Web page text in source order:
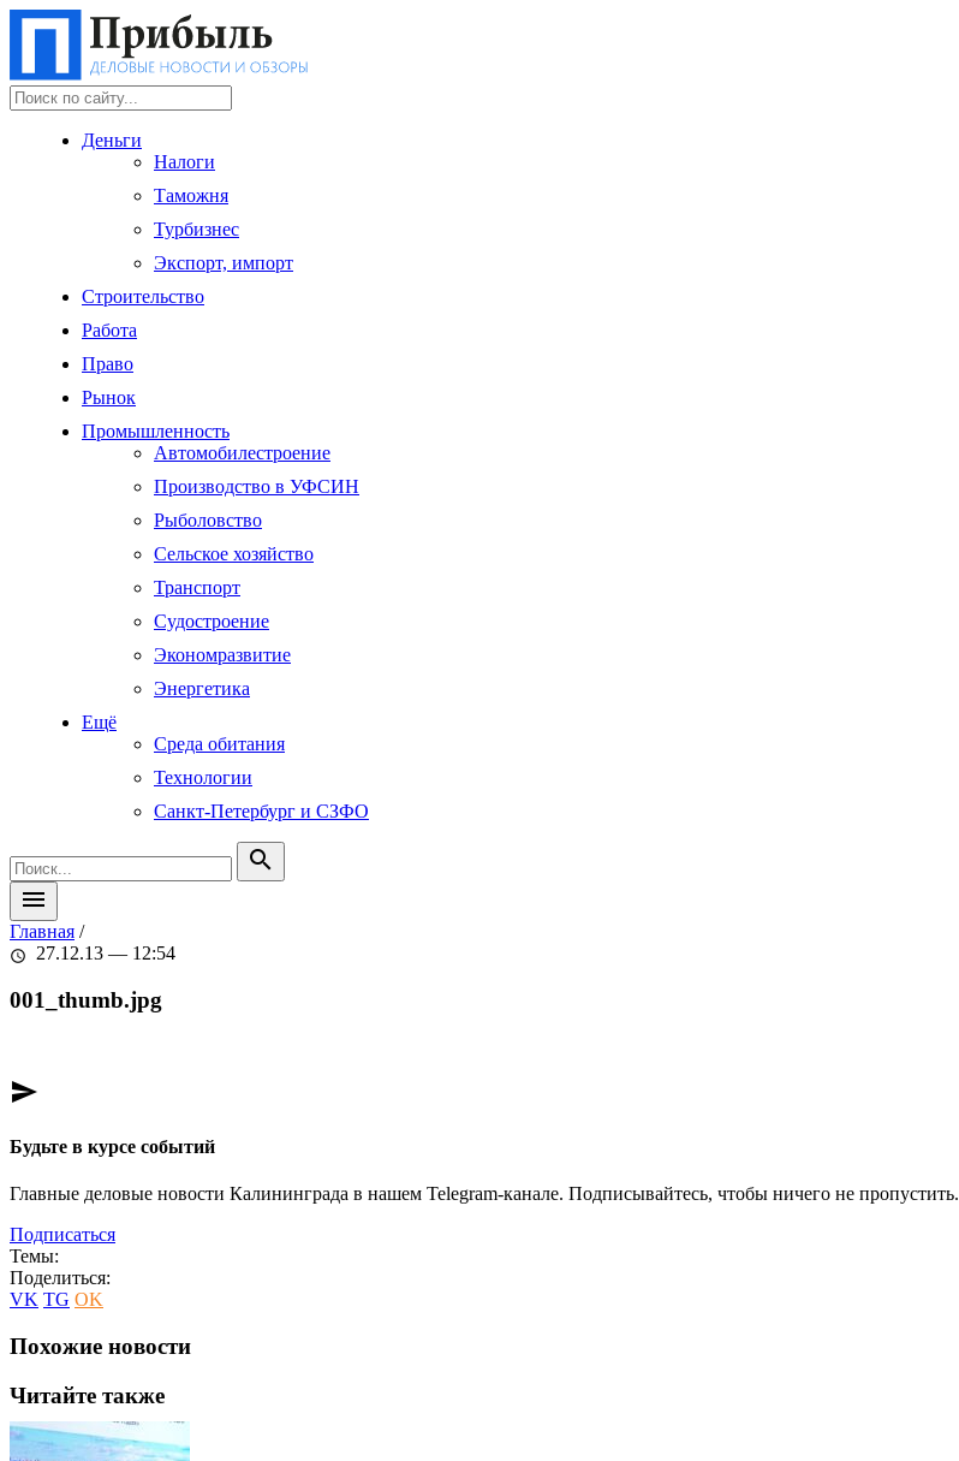
Деньги
Налоги
Таможня
Турбизнес
Экспорт, импорт
Строительство
Работа
Право
Рынок
Промышленность
Автомобилестроение
Производство в УФСИН
Рыболовство
Сельское хозяйство
Транспорт
Судостроение
Экономразвитие
Энергетика
Ещё
Среда обитания
Технологии
Санкт-Петербург и СЗФО
search
menu
Главная /
schedule 27.12.13 — 12:54
001_thumb.jpg
send
Будьте в курсе событий
Главные деловые новости Калининграда в нашем Telegram-канале. Подписывайтесь, чтобы ничего не пропустить.
Подписаться
Темы:
Поделиться:
VK TG OK
Похожие новости
Читайте также